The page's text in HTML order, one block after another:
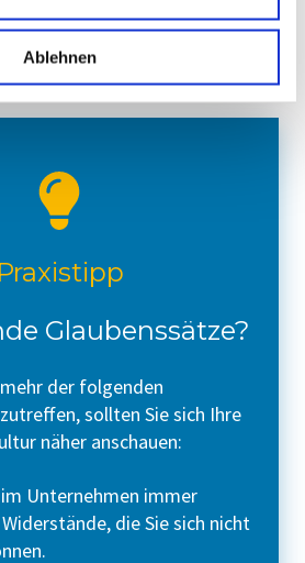
Ablehnen
motivierter und
Praxistipp
Glaubenssätze?
der folgenden
sollten Sie sich Ihre
näher anschauen:
Unternehmen immer
die Sie sich nicht